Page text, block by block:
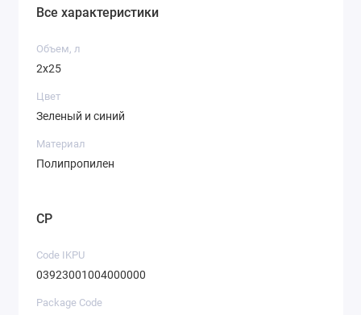
Все характеристики
Объем, л
2х25
Цвет
Зеленый и синий
Материал
Полипропилен
CP
Code IKPU
03923001004000000
Package Code